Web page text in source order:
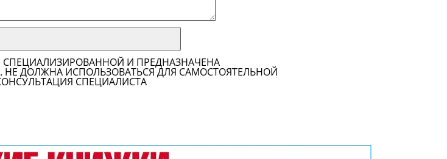
И ПРЕДНАЗНАЧЕНА
ДОЛЖНА ИСПОЛЬЗОВАТЬСЯ ДЛЯ САМОСТОЯТЕЛЬНОЙ
СПЕЦИАЛИСТА